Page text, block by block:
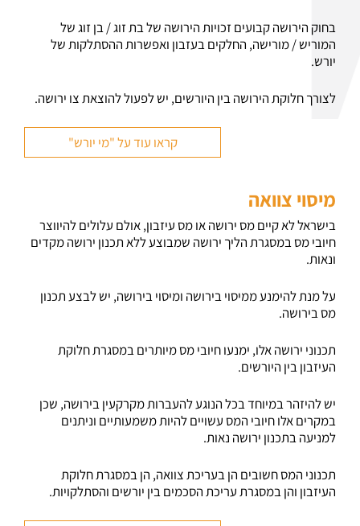
בחוק הירושה קבועים זכויות הירושה של בת זוג / בן זוג של
המוריש / מורישה, החלקים בעזבון ואפשרות ההסתלקות של
יורש.
לצורך חלוקת הירושה בין היורשים, יש לפעול להוצאת צו ירושה.
קראו עוד על "מי יורש"
מיסוי צוואה
בישראל לא קיים מס ירושה או מס עיזבון, אולם עלולים להיווצר
חיובי מס במסגרת הליך ירושה שמבוצע ללא תכנון ירושה מקדים
ונאות.
על מנת להימנע ממיסוי בירושה ומיסוי בירושה, יש לבצע תכנון
מס בירושה.
תכנוני ירושה אלו, ימנעו חיובי מס מיותרים במסגרת חלוקת
העיזבון בין היורשים.
יש להיזהר במיוחד בכל הנוגע להעברות מקרקעין בירושה, שכן
במקרים אלו חיובי המס עשויים להיות משמעותיים וניתנים
למניעה בתכנון ירושה נאות.
תכנוני המס חשובים הן בעריכת צוואה, הן במסגרת חלוקת
העיזבון והן במסגרת עריכת הסכמים בין יורשים והסתלקויות.